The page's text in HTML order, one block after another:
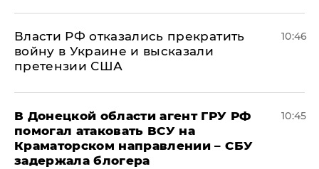
Власти РФ отказались прекратить
войну в Украине и высказали
претензии США
10:46
В Донецкой области агент ГРУ РФ
помогал атаковать ВСУ на
Краматорском направлении – СБУ
задержала блогера
10:45